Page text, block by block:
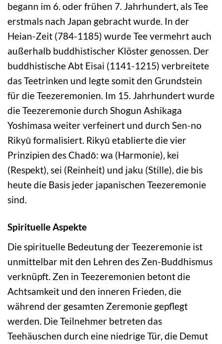
begann im 6. oder frühen 7. Jahrhundert, als Tee
erstmals nach Japan gebracht wurde. In der
Heian-Zeit (784-1185) wurde Tee vermehrt auch
außerhalb buddhistischer Klöster genossen. Der
buddhistische Abt Eisai (1141-1215) verbreitete
das Teetrinken und legte somit den Grundstein
für die Teezeremonien. Im 15. Jahrhundert wurde
die Teezeremonie durch Shogun Ashikaga
Yoshimasa weiter verfeinert und durch Sen-no
Rikyū formalisiert. Rikyū etablierte die vier
Prinzipien des Chadō: wa (Harmonie), kei
(Respekt), sei (Reinheit) und jaku (Stille), die bis
heute die Basis jeder japanischen Teezeremonie
sind.
Spirituelle Aspekte
Die spirituelle Bedeutung der Teezeremonie ist
unmittelbar mit den Lehren des Zen-Buddhismus
verknüpft. Zen in Teezeremonien betont die
Achtsamkeit und den inneren Frieden, die
während der gesamten Zeremonie gepflegt
werden. Die Teilnehmer betreten das
Teehäuschen durch eine niedrige Tür, die Demut